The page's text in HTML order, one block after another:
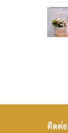
ติดต่อ